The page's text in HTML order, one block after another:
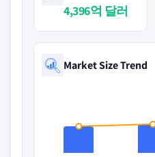
4,396억 달러
Market Size Trend